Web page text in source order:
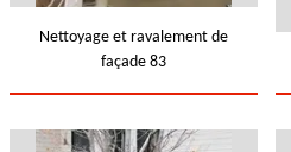
Nettoyage et ravalement de
façade 83